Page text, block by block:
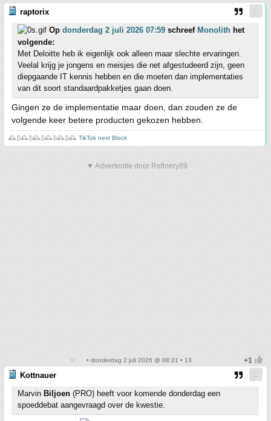
raptorix
Op donderdag 2 juli 2026 07:59 schreef Monolith het
volgende:
Met Deloitte heb ik eigenlijk ook alleen maar slechte ervaringen.
Veelal krijg je jongens en meisjes die net afgestudeerd zijn, geen
diepgaande IT kennis hebben en die moeten dan implementaties
van dit soort standaardpakketjes gaan doen.
Gingen ze de implementatie maar doen, dan zouden ze de
volgende keer betere producten gekozen hebben.
🕰️₿🕰️₿🕰️₿🕰️₿🕰️₿🕰️ TikTok next Block
▼ Advertentie door Refinery89
• donderdag 2 juli 2026 @ 08:21 • 13
Kottnauer
Marvin Biljoen (PRO) heeft voor komende donderdag een
spoeddebat aangevraagd over de kwestie.